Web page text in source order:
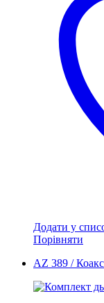
Додати у
Порівняти
AZ 389 /